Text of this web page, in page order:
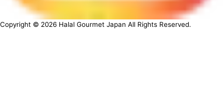
Copyright © 2026 Halal Gourmet Japan All Rights Reserved.